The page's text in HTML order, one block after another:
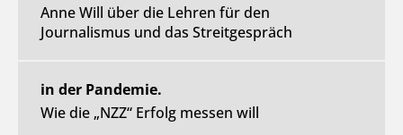
Anne Will über die Lehren für den
Journalismus und das Streitgespräch
in der Pandemie.
Wie die „NZZ“ Erfolg messen will